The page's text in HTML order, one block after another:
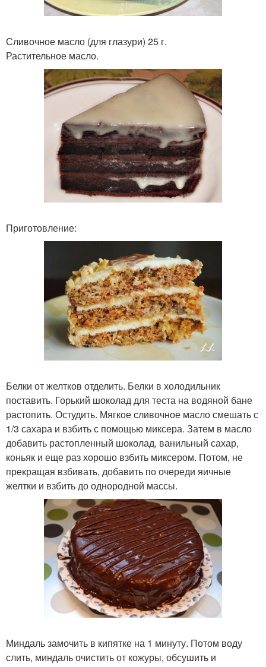
Сливочное масло (для глазури) 25 г.
Растительное масло.
Приготовление:
Белки от желтков отделить. Белки в холодильник
поставить. Горький шоколад для теста на водяной бане
растопить. Остудить. Мягкое сливочное масло смешать с
1/3 сахара и взбить с помощью миксера. Затем в масло
добавить растопленный шоколад, ванильный сахар,
коньяк и еще раз хорошо взбить миксером. Потом, не
прекращая взбивать, добавить по очереди яичные
желтки и взбить до однородной массы.
Миндаль замочить в кипятке на 1 минуту. Потом воду
слить, миндаль очистить от кожуры, обсушить и